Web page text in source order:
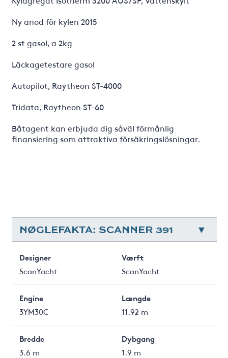
Ny anod för kylen 2015
2 st gasol, a 2kg
Läckagetestare gasol
Autopilot, Raytheon ST-4000
Tridata, Raytheon ST-60
Båtagent kan erbjuda dig såväl förmånlig
finansiering som attraktiva försäkringslösningar.
NØGLEFAKTA: SCANNER 391
Designer
ScanYacht
Værft
ScanYacht
Engine
3YM30C
Længde
11.92 m
Bredde
3.6 m
Dybgang
1.9 m